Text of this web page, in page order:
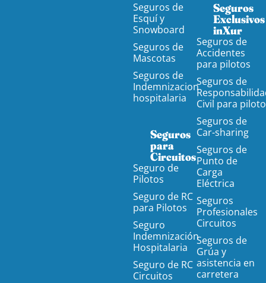
Seguros de
Esquí y
Snowboard
Seguros de
Mascotas
Seguros de
Indemnizacion
hospitalaria
Seguros
para
Circuitos
Seguro de
Pilotos
Seguro de RC
para Pilotos
Seguro
Indemnización
Hospitalaria
Seguro de RC
Circuitos
Seguros
Exclusivos
inXur
Seguros de
Accidentes
para pilotos
Seguros de
Civil para
Seguros de
Car-sharing
Seguros de
Punto de
Carga
Eléctrica
Seguros
Profesionales
Circuitos
Seguros de
Grúa y
asistencia en
carretera